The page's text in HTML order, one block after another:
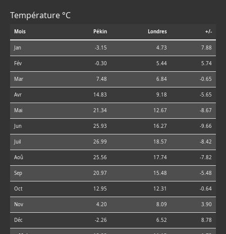
Température °C
Mois Pékin Londres +/-
Jan -3.15 4.73 7.88
Fév -0.30 5.44 5.74
Mar 7.48 6.84 -0.65
Avr 14.83 9.18 -5.65
Mai 21.34 12.67 -8.67
Jun 25.93 16.27 -9.66
Juil 26.99 18.57 -8.42
Aoû 25.56 17.74 -7.82
Sep 20.97 15.48 -5.48
Oct 12.95 12.31 -0.64
Nov 4.20 8.09 3.90
Déc -2.26 6.52 8.78